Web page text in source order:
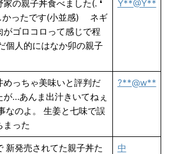
の親子丼食べました(. ❛
かったです(小並感) ネギ
がゴロコロって感じで程
個人的にはなか卯の親子
Y**@Y**
めっちゃ美味いと評判だ
が…あんま出汁きいてねぇ
なのよ。 生姜と七味で誤
まった
?**@w**
新発売されてた親子丼た
中